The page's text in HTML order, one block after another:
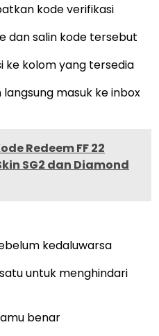
kode verifikasi
dan salin kode tersebut
ke kolom yang tersedia
masuk ke inbox
Redeem FF 22
SG2 dan Diamond
kedaluwarsa
untuk menghindari
benar